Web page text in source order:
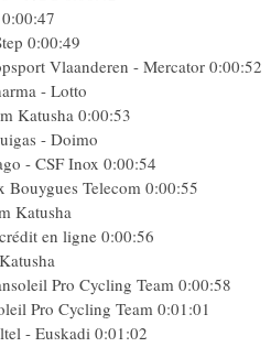
0:00:49
Vlaanderen - Mercator 0:00:52
- Lotto
Katusha 0:00:53
- Doimo
- CSF Inox 0:00:54
Bouygues Telecom 0:00:55
Katusha
en ligne 0:00:56
Pro Cycling Team 0:00:58
Pro Cycling Team 0:01:01
- Euskadi 0:01:02